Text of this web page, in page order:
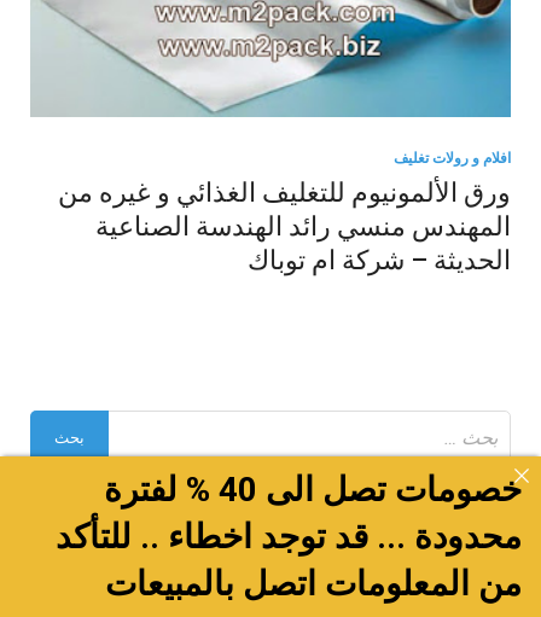
افلام و رولات تغليف
ورق الألمونيوم للتغليف الغذائي و غيره من
المهندس منسي رائد الهندسة الصناعية
الحديثة – شركة ام توباك
عن:
تعبئة و تغليف
اغطية اكواب
خصومات تصل الى 40 % لفترة
محدودة ... قد توجد اخطاء .. للتأكد
من المعلومات اتصل بالمبيعات